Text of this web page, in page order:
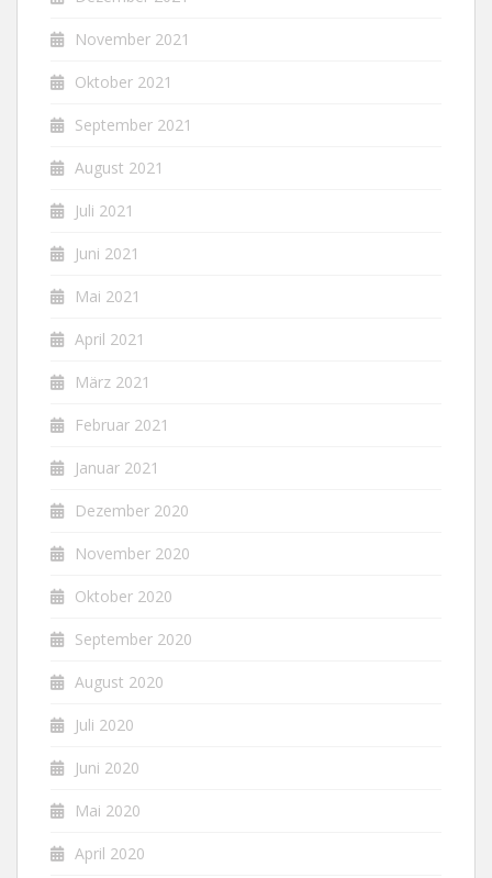
November 2021
Oktober 2021
September 2021
August 2021
Juli 2021
Juni 2021
Mai 2021
April 2021
März 2021
Februar 2021
Januar 2021
Dezember 2020
November 2020
Oktober 2020
September 2020
August 2020
Juli 2020
Juni 2020
Mai 2020
April 2020